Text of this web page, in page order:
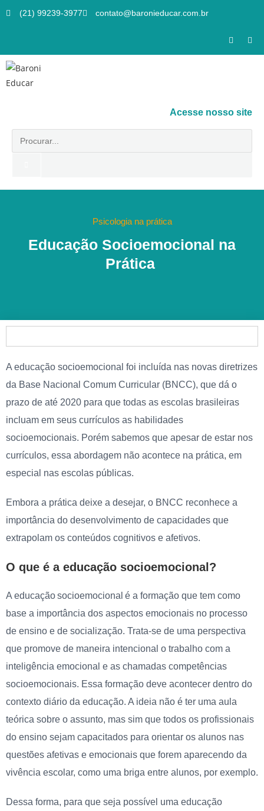
(21) 99239-3977 contato@baronieducar.com.br
Acesse nosso site
Psicologia na prática
Educação Socioemocional na
Prática
A educação socioemocional foi incluída nas novas diretrizes
da Base Nacional Comum Curricular (BNCC), que dá o
prazo de até 2020 para que todas as escolas brasileiras
incluam em seus currículos as habilidades
socioemocionais. Porém sabemos que apesar de estar nos
currículos, essa abordagem não acontece na prática, em
especial nas escolas públicas.
Embora a prática deixe a desejar, o BNCC reconhece a
importância do desenvolvimento de capacidades que
extrapolam os conteúdos cognitivos e afetivos.
O que é a educação socioemocional?
A educação socioemocional é a formação que tem como
base a importância dos aspectos emocionais no processo
de ensino e de socialização. Trata-se de uma perspectiva
que promove de maneira intencional o trabalho com a
inteligência emocional e as chamadas competências
socioemocionais. Essa formação deve acontecer dentro do
contexto diário da educação. A ideia não é ter uma aula
teórica sobre o assunto, mas sim que todos os profissionais
do ensino sejam capacitados para orientar os alunos nas
questões afetivas e emocionais que forem aparecendo da
vivência escolar, como uma briga entre alunos, por exemplo.
Dessa forma, para que seja possível uma educação